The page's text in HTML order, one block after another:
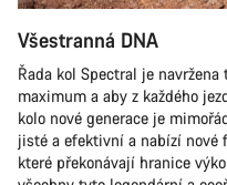
Všestranná DNA
Řada kol Spectral je
maximum a aby z každého
kolo nové generace je
jisté a efektivní a nabízí nové
které překonávají hranice